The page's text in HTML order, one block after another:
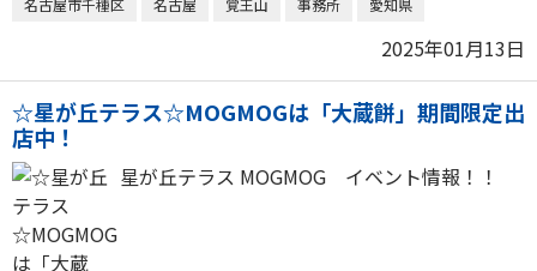
名古屋市千種区 名古屋 覚王山 事務所 愛知県
2025年01月13日
☆星が丘テラス☆MOGMOGは「大蔵餅」期間限定出
店中！
星が丘テラス MOGMOG イベント情報！！